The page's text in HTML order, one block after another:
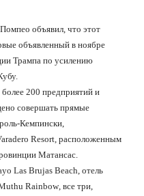
объявил, что этот
объявленный в ноябре
Трампа по усилению
200 предприятий и
совершать прямые
Кемпински,
Resort, расположенным
Матансас.
Las Brujas Beach, отель
Rainbow, все три,